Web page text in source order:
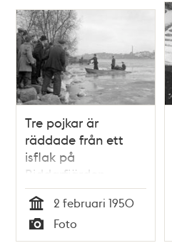
Tre pojkar är
räddade från ett
isflak på
Riddarfjärden
Tid
2 februari 1950
Typ
Foto